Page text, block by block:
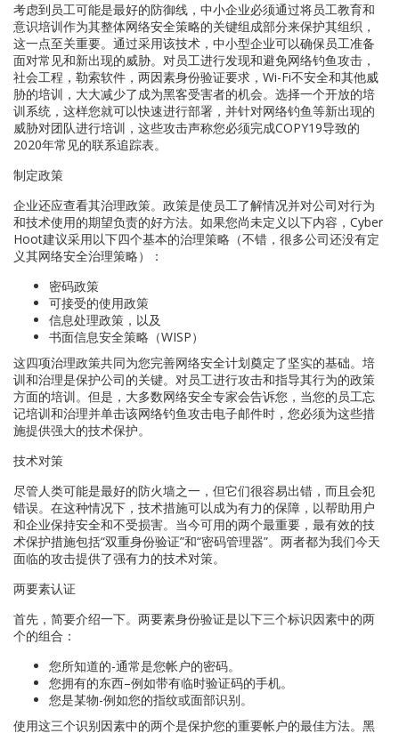
考虑到员工可能是最好的防御线，中小企业必须通过将员工教育和
意识培训作为其整体网络安全策略的关键组成部分来保护其组织，
这一点至关重要。通过采用该技术，中小型企业可以确保员工准备
面对常见和新出现的威胁。对员工进行发现和避免网络钓鱼攻击，
社会工程，勒索软件，两因素身份验证要求，Wi-Fi不安全和其他威
胁的培训，大大减少了成为黑客受害者的机会。选择一个开放的培
训系统，这样您就可以快速进行部署，并针对网络钓鱼等新出现的
威胁对团队进行培训，这些攻击声称您必须完成COPY19导致的
2020年常见的联系追踪表。
制定政策
企业还应查看其治理政策。政策是使员工了解情况并对公司对行为
和技术使用的期望负责的好方法。如果您尚未定义以下内容，Cyber​​
Hoot建议采用以下四个基本的治理策略（不错，很多公司还没有定
义其网络安全治理策略）：
密码政策
可接受的使用政策
信息处理政策，以及
书面信息安全策略（WISP）
这四项治理政策共同为您完善网络安全计划奠定了坚实的基础。培
训和治理是保护公司的关键。对员工进行攻击和指导其行为的政策
方面的培训。但是，大多数网络安全专家会告诉您，当您的员工忘
记培训和治理并单击该网络钓鱼攻击电子邮件时，您必须为这些措
施提供强大的技术保护。
技术对策
尽管人类可能是最好的防火墙之一，但它们很容易出错，而且会犯
错误。在这种情况下，技术措施可以成为有力的保障，以帮助用户
和企业保持安全和不受损害。当今可用的两个最重要，最有效的技
术保护措施包括“双重身份验证”和“密码管理器”。两者都为我们今天
面临的攻击提供了强有力的技术对策。
两要素认证
首先，简要介绍一下。两要素身份验证是以下三个标识因素中的两
个的组合：
您所知道的-通常是您帐户的密码。
您拥有的东西–例如带有临时验证码的手机。
您是某物-例如您的指纹或面部识别。
使用这三个识别因素中的两个是保护您的重要帐户的最佳方法。黑